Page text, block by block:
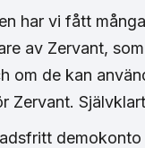
har vi fått
av Zervant,
om de kan
Zervant.
demokonto